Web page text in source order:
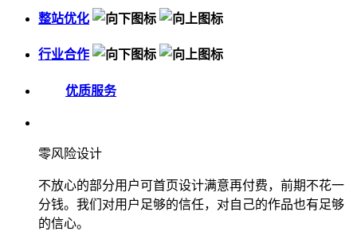
整站优化
行业合作
优质服务
零风险设计
不放心的部分用户可首页设计满意再付费，前期不花一
分钱。我们对用户足够的信任，对自己的作品也有足够
的信心。